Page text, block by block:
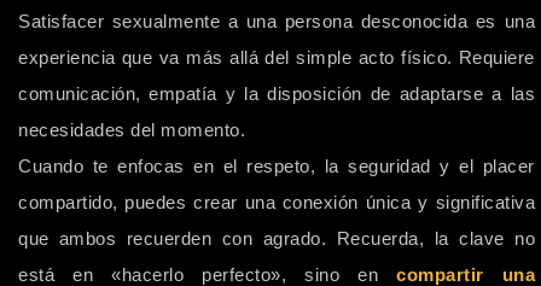
Satisfacer sexualmente a una persona desconocida es una
experiencia que va más allá del simple acto físico. Requiere
comunicación, empatía y la disposición de adaptarse a las
necesidades del momento.
Cuando te enfocas en el respeto, la seguridad y el placer
compartido, puedes crear una conexión única y significativa
que ambos recuerden con agrado. Recuerda, la clave no
está en «hacerlo perfecto», sino en compartir una